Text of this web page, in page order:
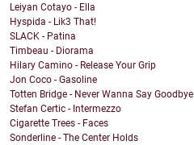
Leiyan Cotayo - Ella
Hyspida - Lik3 That!
SLACK - Patina
Timbeau - Diorama
Hilary Camino - Release Your Grip
Jon Coco - Gasoline
Totten Bridge - Never Wanna Say Goodbye
Stefan Certic - Intermezzo
Cigarette Trees - Faces
Sonderline - The Center Holds